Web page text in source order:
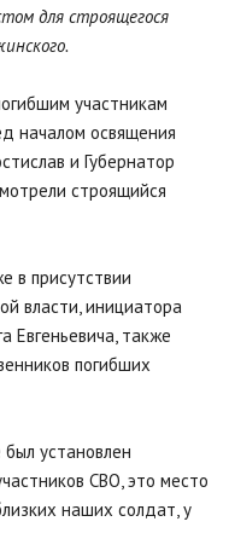
для строящегося
участникам
началом освящения
и Губернатор
строящийся
в присутствии
власти, инициатора
Евгеньевича, также
погибших
установлен
СВО, это место
наших солдат, у